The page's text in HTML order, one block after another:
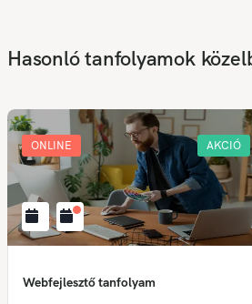
Hasonló tanfolyamok
ONLINE AKCIÓ
Webfejlesztő tanfolyam